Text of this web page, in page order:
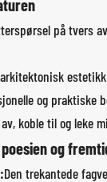
på tvers
og
koble til og leke
og
Den trekantede